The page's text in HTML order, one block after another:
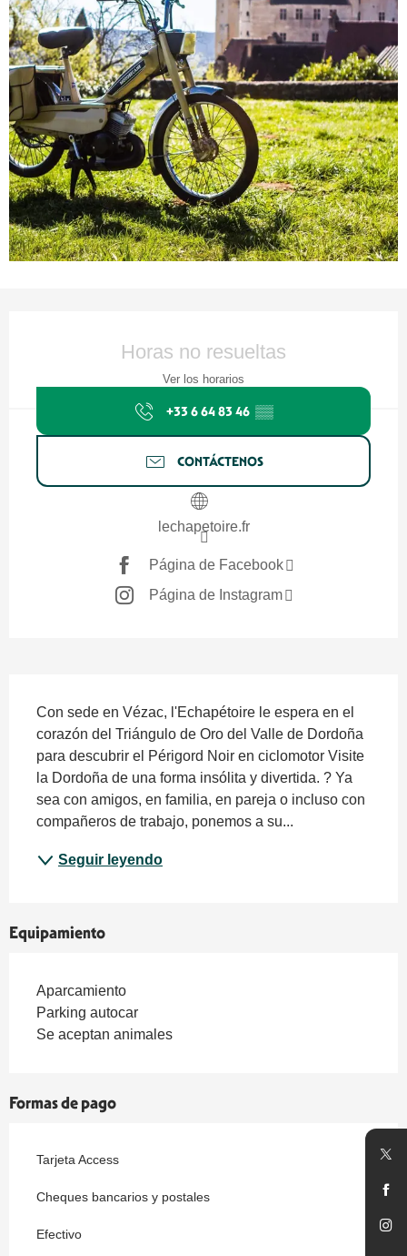
Horas no resueltas
Ver los horarios
+33 6 64 83 46 ▒▒
CONTÁCTENOS
lechapetoire.fr
Página de Facebook
Página de Instagram
Con sede en Vézac, l'Echapétoire le espera en el
corazón del Triángulo de Oro del Valle de Dordoña
para descubrir el Périgord Noir en ciclomotor Visite
la Dordoña de una forma insólita y divertida. ? Ya
sea con amigos, en familia, en pareja o incluso con
compañeros de trabajo, ponemos a su...
Seguir leyendo
Equipamiento
Aparcamiento
Parking autocar
Se aceptan animales
Formas de pago
Tarjeta Access
Cheques bancarios y postales
Efectivo